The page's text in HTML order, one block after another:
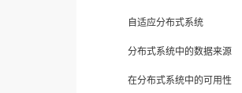
自适应分布式系统
分布式系统中的数据来源
在分布式系统中的可用性